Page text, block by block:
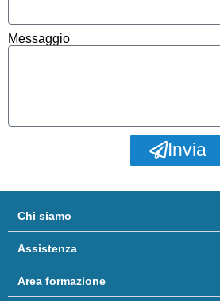
Messaggio
Invia
Chi siamo
Assistenza
Area formazione